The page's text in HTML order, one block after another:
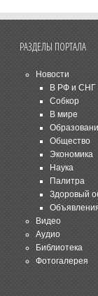
РАЗДЕЛЫ ПОРТАЛА
Новости
В РФ и СНГ
Собкор
В мире
Общество
Экономика
Наука
Палитра
Здоровый
Видео
Аудио
Библиотека
Фотогалерея